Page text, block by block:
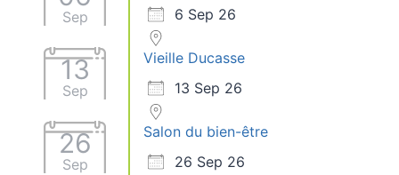
Sep
6 Sep 26
13
Sep
Vieille Ducasse
13 Sep 26
26
Sep
Salon du bien-être
26 Sep 26